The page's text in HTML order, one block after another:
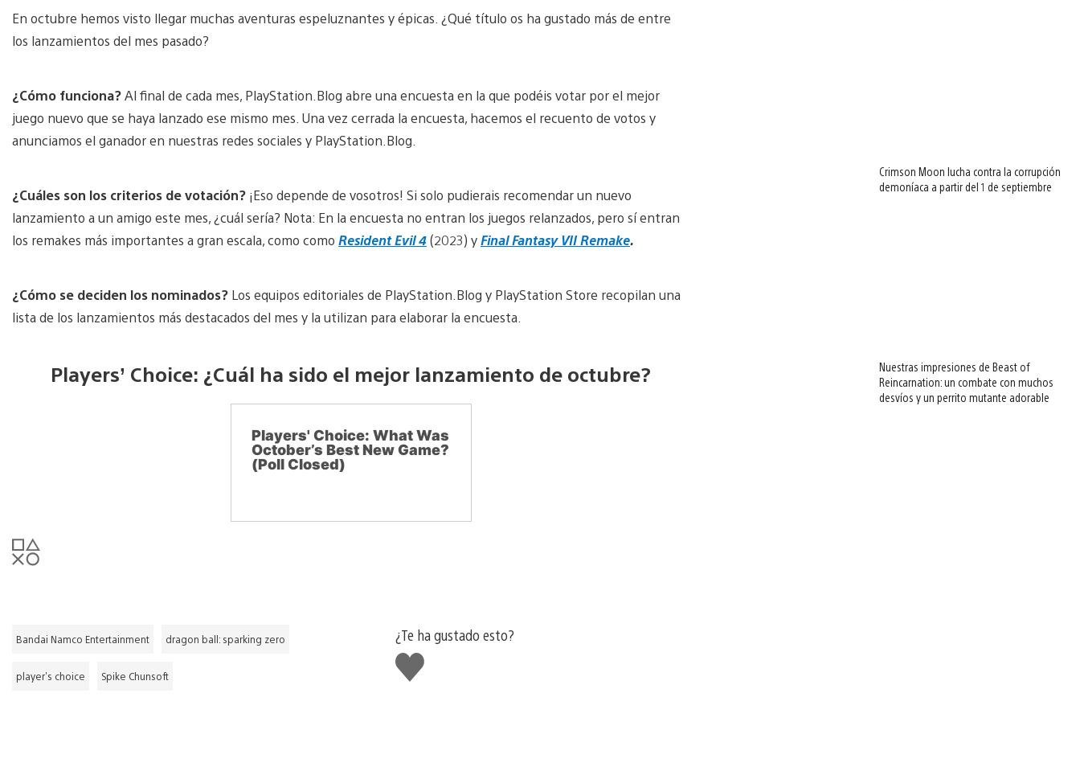
En octubre hemos visto llegar muchas aventuras espeluznantes y épicas. ¿Qué título os ha gustado más de entre
los lanzamientos del mes pasado?
¿Cómo funciona?Al final de cada mes, PlayStation.Blog abre una encuesta en la que podéis votar por el mejor
juego nuevo que se haya lanzado ese mismo mes. Una vez cerrada la encuesta, hacemos el recuento de votos y
anunciamos el ganador en nuestras redes sociales y PlayStation.Blog.
¿Cuáles son los criterios de votación? ¡Eso depende de vosotros! Si solo pudierais recomendar un nuevo
lanzamiento a un amigo este mes, ¿cuál sería? Nota: En la encuesta no entran los juegos relanzados, pero sí entran
los remakes más importantes a gran escala, como como Resident Evil 4(2023) yFinal Fantasy VII Remake.
¿Cómo se deciden los nominados? Los equipos editoriales de PlayStation.Blog y PlayStation Store recopilan una
lista de los lanzamientos más destacados del mes y la utilizan para elaborar la encuesta.
Players’ Choice: ¿Cuál ha sido el mejor lanzamiento de octubre?
Players' Choice: What Was
October’s Best New Game?
(Poll Closed)
Bandai Namco Entertainment dragon ball: sparking zero
player's choice Spike Chunsoft
¿Te ha gustado esto?
Me
gusta
esto
Crimson Moon lucha contra la corrupción
demoníaca a partir del 1 de septiembre
Nuestras impresiones de Beast of
Reincarnation: un combate con muchos
desvíos y un perrito mutante adorable